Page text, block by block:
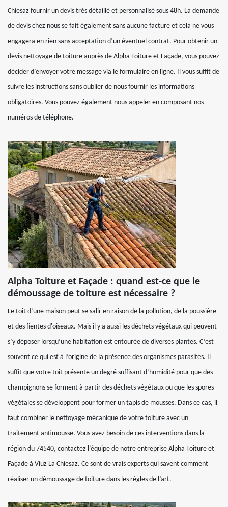
Chiesaz fournir un devis très détaillé et personnalisé sous 48h. La demande
de devis chez nous se fait également sans aucune facture et cela ne vous
engagera en rien sans acceptation d’un éventuel contrat. Pour obtenir un
devis nettoyage de toiture auprès de Alpha Toiture et Façade, vous pouvez
décider d’envoyer votre message via le formulaire en ligne. Il vous suffit de
suivre les instructions sans oublier de nous fournir les informations
obligatoires. Vous pouvez également nous appeler en composant nos
numéros de téléphone.
Alpha Toiture et Façade : quand est-ce que le
démoussage de toiture est nécessaire ?
Le toit d’une maison peut se salir en raison de la pollution, de la poussière
et des fientes d'oiseaux. Mais il y a aussi les déchets végétaux qui peuvent
s’y déposer lorsqu’une habitation est entourée de diverses plantes. C’est
souvent ce qui est à l’origine de la présence des organismes parasites. Il
suffit que votre toit présente un degré suffisant d’humidité pour que des
champignons se forment à partir des déchets végétaux ou que les spores
végétales se développent pour former un tapis de mousses. Dans ce cas, il
faut combiner le nettoyage mécanique de votre toiture avec un
traitement antimousse. Vous avez besoin de ces interventions dans la
région du 74540, contactez l’équipe de notre entreprise Alpha Toiture et
Façade à Viuz La Chiesaz. Ce sont de vrais experts qui savent comment
réaliser un démoussage de toiture dans les règles de l’art.